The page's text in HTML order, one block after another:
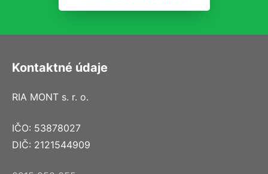
Kontaktné údaje
RIA MONT s. r. o.
IČO: 53878027
DIČ: 2121544909